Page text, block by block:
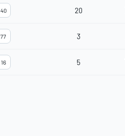
40 20
77 3
16 5